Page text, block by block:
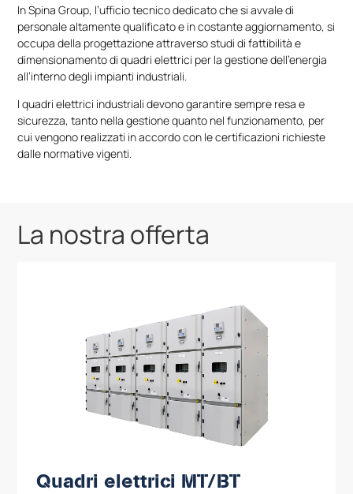
In Spina Group, l’ufficio tecnico dedicato che si avvale di
personale altamente qualificato e in costante aggiornamento, si
occupa della progettazione attraverso studi di fattibilità e
dimensionamento di quadri elettrici per la gestione dell’energia
all’interno degli impianti industriali.
I quadri elettrici industriali devono garantire sempre resa e
sicurezza, tanto nella gestione quanto nel funzionamento, per
cui vengono realizzati in accordo con le certificazioni richieste
dalle normative vigenti.
La nostra offerta
Quadri elettrici MT/BT